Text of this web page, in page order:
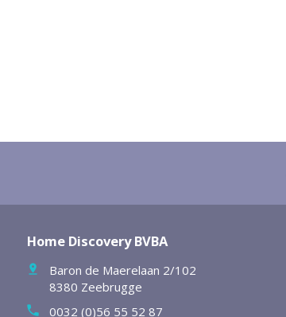
Home Discovery BVBA
Baron de Maerelaan 2/102
8380 Zeebrugge
0032 (0)56 55 52 87